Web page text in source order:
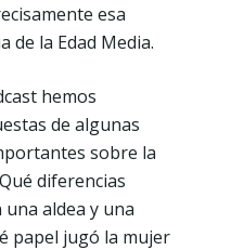
esa
de la Edad Media.
hemos
de algunas
sobre la
diferencias
aldea y una
papel jugó la mujer